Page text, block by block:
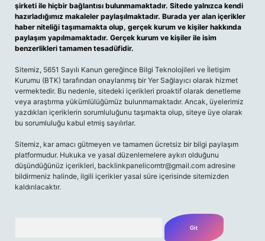
şirketi ile hiçbir bağlantısı bulunmamaktadır. Sitede yalnızca kendi
hazırladığımız makaleler paylaşılmaktadır. Burada yer alan içerikler
haber niteliği taşımamakta olup, gerçek kurum ve kişiler hakkında
paylaşım yapılmamaktadır. Gerçek kurum ve kişiler ile isim
benzerlikleri tamamen tesadüfidir.
Sitemiz, 5651 Sayılı Kanun gereğince Bilgi Teknolojileri ve İletişim
Kurumu (BTK) tarafından onaylanmış bir Yer Sağlayıcı olarak hizmet
vermektedir. Bu nedenle, sitedeki içerikleri proaktif olarak denetleme
veya araştırma yükümlülüğümüz bulunmamaktadır. Ancak, üyelerimiz
yazdıkları içeriklerin sorumluluğunu taşımakta olup, siteye üye olarak
bu sorumluluğu kabul etmiş sayılırlar.
Sitemiz, kar amacı gütmeyen ve tamamen ücretsiz bir bilgi paylaşım
platformudur. Hukuka ve yasal düzenlemelere aykırı olduğunu
düşündüğünüz içerikleri, backlinkpanelicomtr@gmail.com adresine
bildirmeniz halinde, ilgili içerikler yasal süre içerisinde sitemizden
kaldırılacaktır.